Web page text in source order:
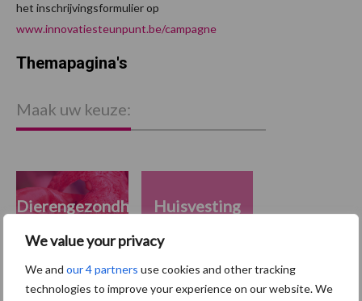
We value your privacy
We and our 4 partners use cookies and other tracking
technologies to improve your experience on our website. We
het inschrijvingsformulier op
www.innovatiesteunpunt.be/campagne
Themapagina's
Maak uw keuze:
Dierengezondheid Huisvesting